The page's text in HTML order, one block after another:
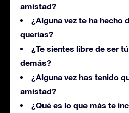
amistad?
¿Alguna vez te ha hecho
querías?
¿Te sientes libre de ser
demás?
¿Alguna vez has tenido
amistad?
¿Qué es lo que más te